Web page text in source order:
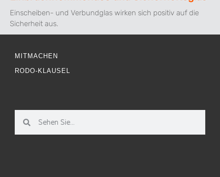
Einscheiben- und Verbundglas wirken sich positiv auf die
Sicherheit aus.
MITMACHEN
RODO-KLAUSEL